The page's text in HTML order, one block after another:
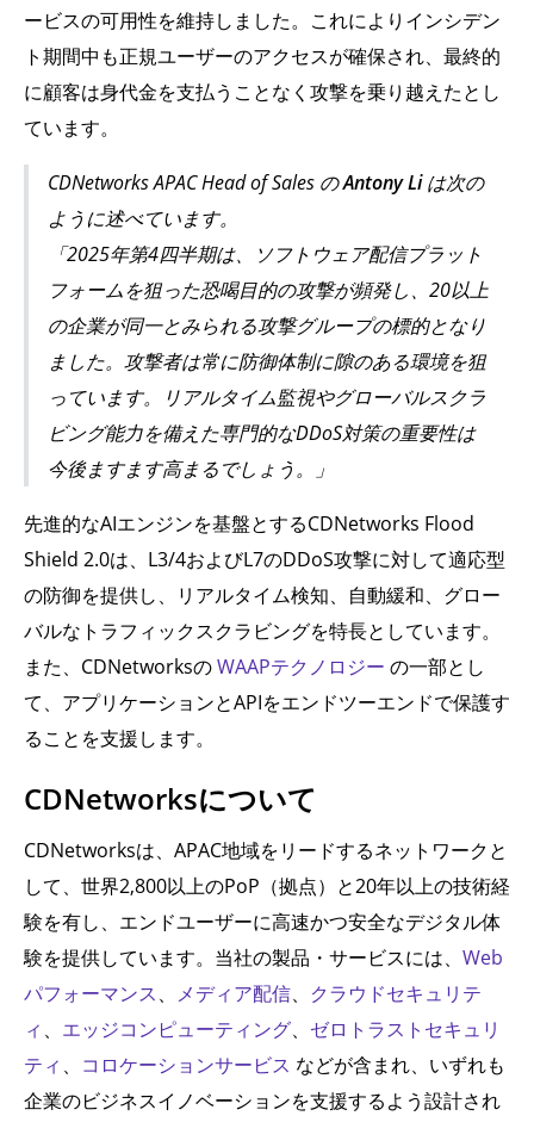
ービスの可用性を維持しました。これによりインシデン
ト期間中も正規ユーザーのアクセスが確保され、最終的
に顧客は身代金を支払うことなく攻撃を乗り越えたとし
ています。
CDNetworks APAC Head of Sales のAntony Liは次の
ように述べています。
「2025年第4四半期は、ソフトウェア配信プラット
フォームを狙った恐喝目的の攻撃が頻発し、20以上
の企業が同一とみられる攻撃グループの標的となり
ました。攻撃者は常に防御体制に隙のある環境を狙
っています。リアルタイム監視やグローバルスクラ
ビング能力を備えた専門的なDDoS対策の重要性は
今後ますます高まるでしょう。」
先進的なAIエンジンを基盤とするCDNetworks Flood
Shield 2.0は、L3/4およびL7のDDoS攻撃に対して適応型
の防御を提供し、リアルタイム検知、自動緩和、グロー
バルなトラフィックスクラビングを特長としています。
また、CDNetworksのWAAPテクノロジー の一部とし
て、アプリケーションとAPIをエンドツーエンドで保護す
ることを支援します。
CDNetworksについて
CDNetworksは、APAC地域をリードするネットワークと
して、世界2,800以上のPoP（拠点）と20年以上の技術経
験を有し、エンドユーザーに高速かつ安全なデジタル体
験を提供しています。当社の製品・サービスには、 Web
パフォーマンス、 メディア配信、 クラウドセキュリテ
ィ 、 エッジコンピューティング、 ゼロトラストセキュリ
ティ 、 コロケーションサービス などが含まれ、いずれも
企業のビジネスイノベーションを支援するよう設計され